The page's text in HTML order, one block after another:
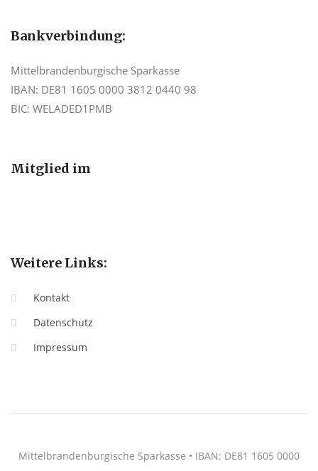
Bankverbindung:
Mittelbrandenburgische Sparkasse
IBAN: DE81 1605 0000 3812 0440 98
BIC: WELADED1PMB
Mitglied im
Weitere Links:
Kontakt
Datenschutz
Impressum
Mittelbrandenburgische Sparkasse • IBAN: DE81 1605 0000